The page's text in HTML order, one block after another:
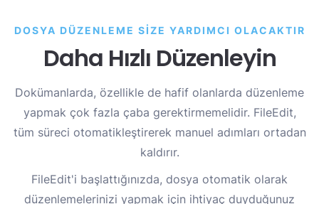
DOSYA DÜZENLEME SIZE YARDIMCI OLACAKTIR
Daha Hızlı Düzenleyin
Dokümanlarda, özellikle de hafif olanlarda düzenleme
yapmak çok fazla çaba gerektirmemelidir. FileEdit,
tüm süreci otomatikleştirerek manuel adımları ortadan
kaldırır.
FileEdit'i başlattığınızda, dosya otomatik olarak
düzenlemelerinizi yapmak için ihtiyaç duyduğunuz